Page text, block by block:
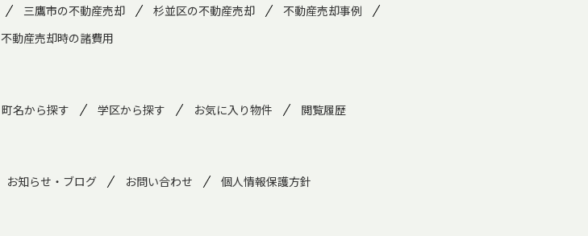
三鷹市の不動産売却 杉並区の不動産売却
不動産売却事例
不動産売却時の諸費用
町名から探す 学区から探す お気に入り物件 閲覧履歴
お知らせ・ブログ お問い合わせ 個人情報保護方針